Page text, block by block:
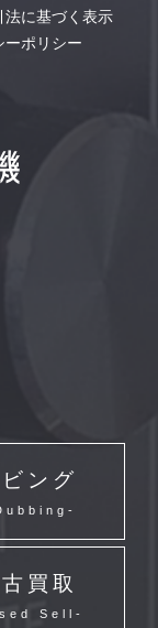
法に基づく表示
ーポリシー
ング
買取
Sell-